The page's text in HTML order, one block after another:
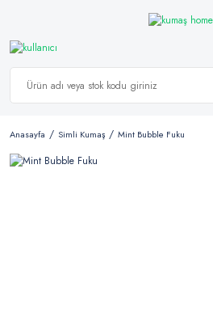
Anasayfa Simli Kumaş Mint Bubble Fuku